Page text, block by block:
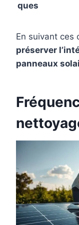
ques
En suivant ces
préserver
panneaux